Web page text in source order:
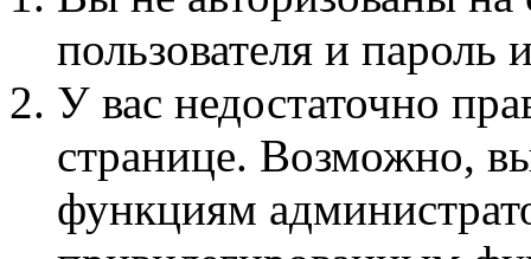
пользователя и пароль
У вас недостаточно
странице. Возможно,
функциям